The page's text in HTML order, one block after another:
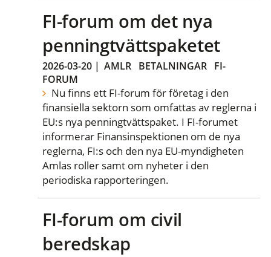
FI-forum om det nya
penningtvättspaketet
2026-03-20 | AMLR BETALNINGAR FI-
FORUM
Nu finns ett FI-forum för företag i den
finansiella sektorn som omfattas av reglerna i
EU:s nya penningtvättspaket. I FI-forumet
informerar Finansinspektionen om de nya
reglerna, FI:s och den nya EU-myndigheten
Amlas roller samt om nyheter i den
periodiska rapporteringen.
FI-forum om civil
beredskap